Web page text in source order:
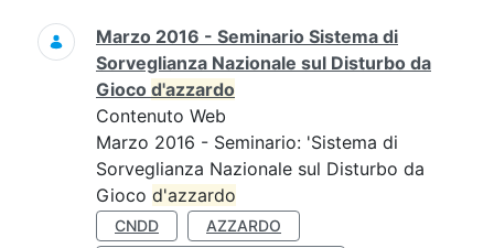
Ricerca
Marzo 2016 - Seminario Sistema di
Sorveglianza Nazionale sul Disturbo da
Gioco d'azzardo
Contenuto Web
Marzo 2016 - Seminario: 'Sistema di
Sorveglianza Nazionale sul Disturbo da
Gioco d'azzardo
CNDD
AZZARDO